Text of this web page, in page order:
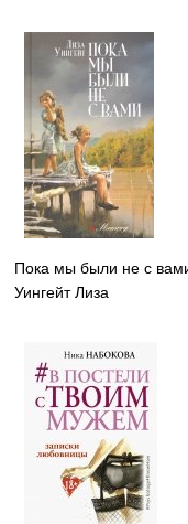
Пока мы были не с
Уингейт Лиза